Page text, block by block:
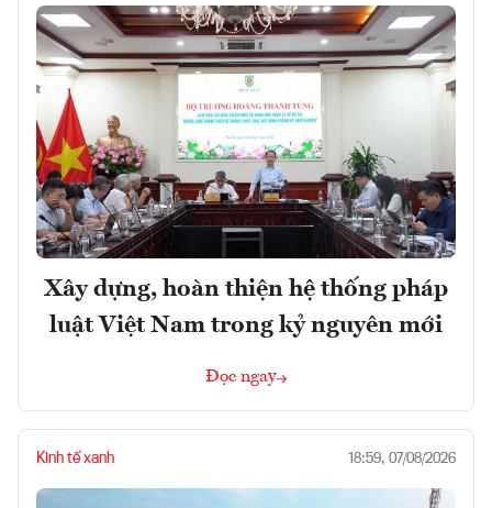
Xây dựng, hoàn thiện hệ thống pháp
luật Việt Nam trong kỷ nguyên mới
Đọc ngay
Kinh tế xanh 18:59, 07/08/2026